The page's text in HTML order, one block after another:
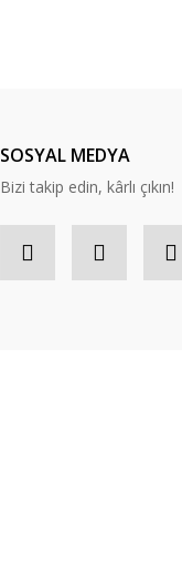
SOSYAL MEDYA
Bizi takip edin, kârlı çıkın!